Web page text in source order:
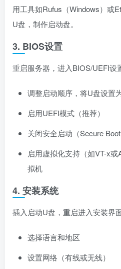
用工具如Rufus（Windows）或
U盘，制作启动盘。
3. BIOS设置
重启服务器，进入BIOS/UEFI设
调整启动顺序，将U盘设置
启用UEFI模式（推荐）
关闭安全启动（Secure Boot
启用虚拟化支持（如VT-x
拟机
4. 安装系统
插入启动U盘，重启进入安装界
选择语言和地区
设置网络（有线或无线）